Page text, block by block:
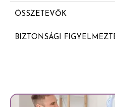
ÖSSZETEVŐK
<5% anionos felületaktív
BIZTONSÁGI